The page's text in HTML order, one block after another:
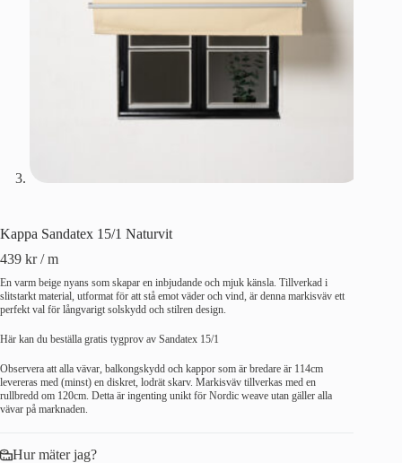
Kappa Sandatex 15/1 Naturvit
439 kr / m
En varm beige nyans som skapar en inbjudande och mjuk känsla. Tillverkad i
slitstarkt material, utformat för att stå emot väder och vind, är denna markisväv ett
perfekt val för långvarigt solskydd och stilren design.
Här kan du beställa gratis tygprov av Sandatex 15/1
Observera att alla vävar, balkongskydd och kappor som är bredare är 114cm
levereras med (minst) en diskret, lodrät skarv. Markisväv tillverkas med en
rullbredd om 120cm. Detta är ingenting unikt för Nordic weave utan gäller alla
vävar på marknaden.
Hur mäter jag?